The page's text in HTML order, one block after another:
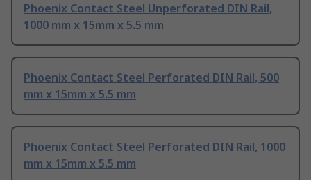
Phoenix Contact Steel Unperforated DIN Rail,
1000 mm x 15mm x 5.5 mm
Phoenix Contact Steel Perforated DIN Rail, 500
mm x 15mm x 5.5 mm
Phoenix Contact Steel Perforated DIN Rail, 1000
mm x 15mm x 5.5 mm